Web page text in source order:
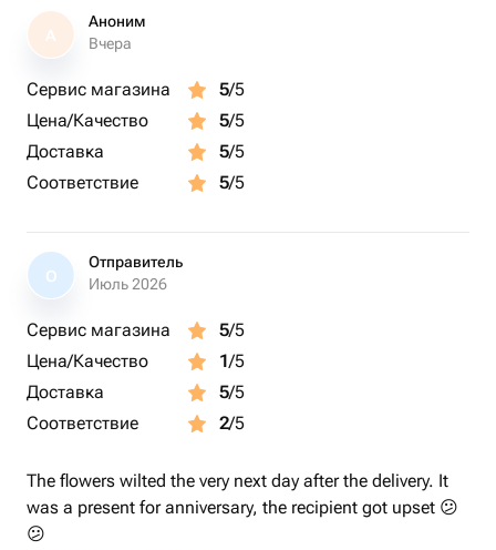
А
Аноним
Вчера
Сервис магазина 5/5
Цена/Качество
5/5
Доставка
5/5
Соответствие
5/5
О
Отправитель
Июль 2026
Сервис магазина 5/5
Цена/Качество
1/5
Доставка
5/5
Соответствие
2/5
The flowers wilted the very next day after the delivery. It
was a present for anniversary, the recipient got upset 😕
😕